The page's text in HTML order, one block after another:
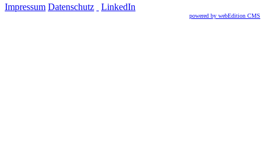
Impressum Datenschutz LinkedIn
powered by webEdition CMS